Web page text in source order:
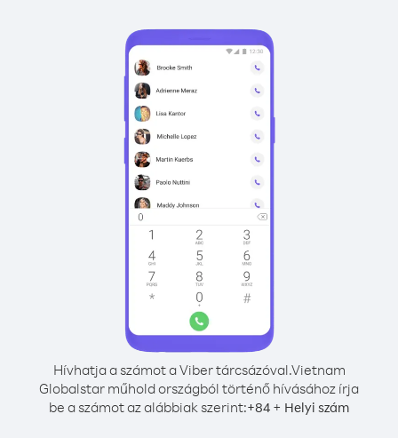
Hívhatja a számot a Viber tárcsázóval.Vietnam
Globalstar műhold országból történő hívásához írja
be a számot az alábbiak szerint:+84 + Helyi szám